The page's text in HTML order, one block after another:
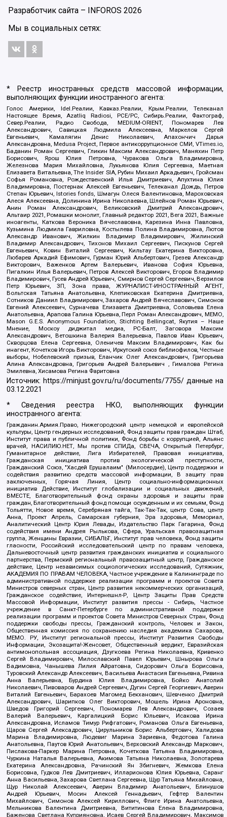
Разработчик сайта – INFOROS 2026
Мы в социальных сетях:
* Реестр иностранных средств массовой информации,
выполняющих функции иностранного агента:
Голос Америки, Idel.Реалии, Кавказ.Реалии, Крым.Реалии, Телеканал
Настоящее Время, Azatliq Radiosi, PCE/PC, Сибирь.Реалии, Фактограф,
Север.Реалии, Радио Свобода, MEDIUM-ORIENT, Пономарев Лев
Александрович, Савицкая Людмила Алексеевна, Маркелов Сергей
Евгеньевич, Камалягин Денис Николаевич, Апахончич Дарья
Александровна, Medusa Project, Первое антикоррупционное СМИ, VTimes.io,
Баданин Роман Сергеевич, Гликин Максим Александрович, Маняхин Петр
Борисович, Ярош Юлия Петровна, Чуракова Ольга Владимировна,
Железнова Мария Михайловна, Лукьянова Юлия Сергеевна, Маетная
Елизавета Витальевна, The Insider SIA, Рубин Михаил Аркадьевич, Гройсман
Софья Романовна, Рождественский Илья Дмитриевич, Апухтина Юлия
Владимировна, Постернак Алексей Евгеньевич, Телеканал Дождь, Петров
Степан Юрьевич, Istories fonds, Шмагун Олеся Валентиновна, Мароховская
Алеся Алексеевна, Долинина Ирина Николаевна, Шлейнов Роман Юрьевич,
Анин Роман Александрович, Великовский Дмитрий Александрович,
Альтаир 2021, Ромашки монолит, Главный редактор 2021, Вега 2021, Важные
иноагенты, Каткова Вероника Вячеславовна, Карезина Инна Павловна,
Кузьмина Людмила Гавриловна, Костылева Полина Владимировна, Лютов
Александр Иванович, Жилкин Владимир Владимирович, Жилинский
Владимир Александрович, Тихонов Михаил Сергеевич, Пискунов Сергей
Евгеньевич, Ковин Виталий Сергеевич, Кильтау Екатерина Викторовна,
Любарев Аркадий Ефимович, Гурман Юрий Альбертович, Грезев Александр
Викторович, Важенков Артем Валерьевич, Иванова София Юрьевна,
Пигалкин Илья Валерьевич, Петров Алексей Викторович, Егоров Владимир
Владимирович, Гусев Андрей Юрьевич, Смирнов Сергей Сергеевич, Верзилов
Петр Юрьевич, ЗП, Зона права, ЖУРНАЛИСТ-ИНОСТРАННЫЙ АГЕНТ,
Вольтская Татьяна Анатольевна, Клепиковская Екатерина Дмитриевна,
Сотников Даниил Владимирович, Захаров Андрей Вячеславович, Симонов
Евгений Алексеевич, Сурначева Елизавета Дмитриевна, Соловьева Елена
Анатольевна, Арапова Галина Юрьевна, Перл Роман Александрович, МЕМО,
Mason G.E.S. Anonymous Foundation, Stichting Bellingcat, Якутия – Наше
Мнение, Москоу диджитал медиа, РС-Балт, Заговора Максим
Александрович, Ветошкина Валерия Валерьевна, Павлов Иван Юрьевич,
Скворцова Елена Сергеевна, Оленичев Максим Владимирович, Как бы
инагент, Кочетков Игорь Викторович, Иркутский союз библиофилов, Честные
выборы, Нобелевский призыв, Еланчик Олег Александрович, Григорьева
Алина Александровна, Григорьев Андрей Валерьевич , Гималова Регина
Эмилевна, Хисамова Регина Фаритовна
Источник: https://minjust.gov.ru/ru/documents/7755/ данные на
03.12.2021
* Сведения реестра НКО, выполняющих функции
иностранного агента:
Гражданин.Армия.Право, Нижегородский центр немецкой и европейской
культуры, Центр гендерных исследований, Фонд защиты прав граждан Штаб,
Институт права и публичной политики, Фонд борьбы с коррупцией, Альянс
врачей, НАСИЛИЮ.НЕТ, Мы против СПИДа, СВЕЧА, Открытый Петербург,
Гуманитарное действие, Лига Избирателей, Правовая инициатива,
Гражданская инициатива против экологической преступности,
Гражданский Союз, "Хасдей Ерушалаим" (Милосердие), Центр поддержки и
содействия развитию средств массовой информации, В защиту прав
заключенных, Горячая Линия, Центр социально-информационных
инициатив Действие, Институт глобализации и социальных движений,
ВМЕСТЕ, Благотворительный фонд охраны здоровья и защиты прав
граждан, Благотворительный фонд помощи осужденным и их семьям, Фонд
Тольятти, Новое время, Серебряная тайга, Так-Так-Так, центр Сова, центр
Анна, Проект Апрель, Самарская губерния, Эра здоровья, Мемориал,
Аналитический Центр Юрия Левады, Издательство Парк Гагарина, Фонд
содействия имени Андрея Рылькова, Сфера, Уральская правозащитная
группа, Женщины Евразии, СИБАЛЬТ, Институт прав человека, Фонд защиты
гласности, Российский исследовательский центр по правам человека,
Дальневосточный центр развития гражданских инициатив и социального
партнерства, Пермский региональный правозащитный центр, Гражданское
действие, Центр независимых социологических исследований, Сутяжник,
АКАДЕМИЯ ПО ПРАВАМ ЧЕЛОВЕКА, Частное учреждение в Калининграде по
административной поддержке реализации программ и проектов Совета
Министров северных стран, Центр развития некоммерческих организаций,
Гражданское содействие, Интернешнл-Р, Центр Защиты Прав Средств
Массовой Информации, Институт развития прессы - Сибирь, Частное
учреждение в Санкт-Петербурге по административной поддержке
реализации программ и проектов Совета Министров Северных Стран, Фонд
поддержки свободы прессы, Гражданский контроль, Человек и Закон,
Общественная комиссия по сохранению наследия академика Сахарова,
МЕМО. РУ, Институт региональной прессы, Институт Развития Свободы
Информации, Экозащита!-Женсовет, Общественный вердикт, Евразийская
антимонопольная ассоциация, Дзугкоева Регина Николаевна, Кривенко
Сергей Владимирович, Милославский Павел Юрьевич, Шнырова Ольга
Вадимовна, Чанышева Лилия Айратовна, Сидорович Ольга Борисовна,
Туровский Александр Алексеевич, Васильева Анастасия Евгеньевна, Ривина
Анна Валерьевна, Бурдина Юлия Владимировна, Бойко Анатолий
Николаевич, Пивоваров Андрей Сергеевич, Дугин Сергей Георгиевич, Аверин
Виталий Евгеньевич, Барахоев Магомед Бекханович, Шевченко Дмитрий
Александрович, Шарипков Олег Викторович, Мошель Ирина Ароновна,
Шведов Григорий Сергеевич, Пономарев Лев Александрович, Созаев
Валерий Валерьевич, Каргалицкий Борис Юльевич, Исакова Ирина
Александровна, Исламов Тимур Рифгатович, Романова Ольга Евгеньевна,
Щаров Сергей Алексадрович, Цирульников Борис Альбертович, Халидова
Марина Владимировна, Людевиг Марина Зариевна, Федотова Галина
Анатольевна, Паутов Юрий Анатольевич, Верховский Александр Маркович,
Пислакова-Паркер Марина Петровна, Кочеткова Татьяна Владимировна,
Чуркина Наталья Валерьевна, Акимова Татьяна Николаевна, Золотарева
Екатерина Александровна, Рачинский Ян Збигневич, Жемкова Елена
Борисовна, Гудков Лев Дмитриевич, Илларионова Юлия Юрьевна, Саранг
Анна Васильевна, Захарова Светлана Сергеевна, Щур Татьяна Михайловна,
Щур Николай Алексеевич, Аверин Владимир Анатольевич, Блинушов
Андрей Юрьевич, Мосин Алексей Геннадьевич, Гефтер Валентин
Михайлович, Симонов Алексей Кириллович, Флиге Ирина Анатольевна,
Мельникова Валентина Дмитриевна, Вититинова Елена Владимировна,
Баженова Светлана Куприяновна, Исаев Сергей Владимирович, Максимов